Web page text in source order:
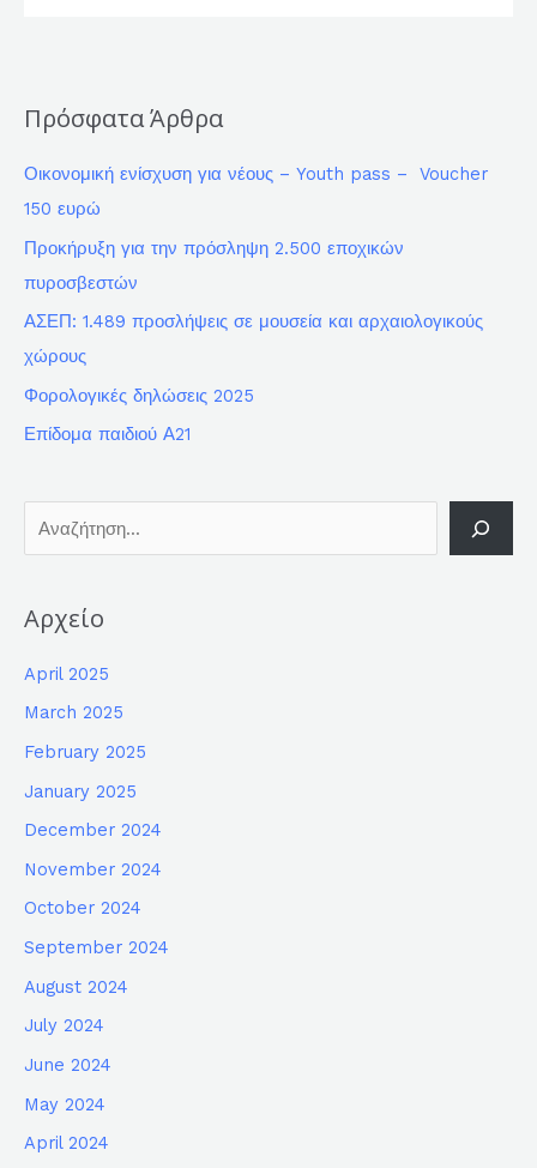
Πρόσφατα Άρθρα
Οικονομική ενίσχυση για νέους – Youth pass – Voucher
150 ευρώ
Προκήρυξη για την πρόσληψη 2.500 εποχικών
πυροσβεστών
ΑΣΕΠ: 1.489 προσλήψεις σε μουσεία και αρχαιολογικούς
χώρους
Φορολογικές δηλώσεις 2025
Επίδομα παιδιού Α21
Αρχείο
April 2025
March 2025
February 2025
January 2025
December 2024
November 2024
October 2024
September 2024
August 2024
July 2024
June 2024
May 2024
April 2024